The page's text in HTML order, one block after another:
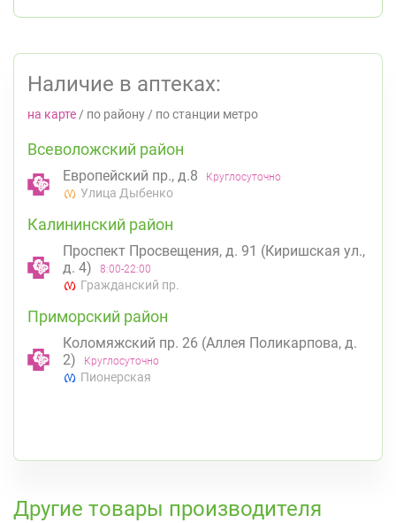
Наличие в аптеках:
на карте / по району / по станции метро
Всеволожский район
Европейский пр., д.8 Круглосуточно
Улица Дыбенко
Калининский район
Проспект Просвещения, д. 91 (Киришская ул.,
д. 4)
8:00-22:00
Гражданский пр.
Приморский район
Коломяжский пр. 26 (Аллея Поликарпова, д.
2)
Круглосуточно
Пионерская
Другие товары производителя